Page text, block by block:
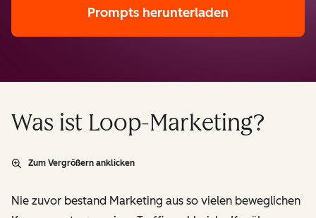
Prompts herunterladen
Was ist Loop-Marketing?
Zum Vergrößern anklicken
Nie zuvor bestand Marketing aus so vielen beweglichen